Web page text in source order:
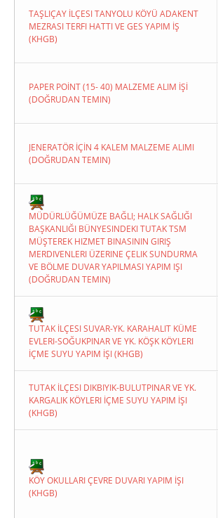
TAŞLIÇAY İLÇESI TANYOLU KÖYÜ ADAKENT
MEZRASI TERFI HATTI VE GES YAPIM İŞ
(KHGB)
PAPER POİNT (15- 40) MALZEME ALIM İŞİ
(DOĞRUDAN TEMIN)
JENERATÖR İÇİN 4 KALEM MALZEME ALIMI
(DOĞRUDAN TEMIN)
MÜDÜRLÜĞÜMÜZE BAĞLI; HALK SAĞLIĞI
BAŞKANLIĞI BÜNYESINDEKI TUTAK TSM
MÜŞTEREK HIZMET BINASININ GIRIŞ
MERDIVENLERI ÜZERINE ÇELIK SUNDURMA
VE BÖLME DUVAR YAPILMASI YAPIM IŞI
(DOĞRUDAN TEMIN)
TUTAK İLÇESI SUVAR-YK. KARAHALIT KÜME
EVLERI-SOĞUKPINAR VE YK. KÖŞK KÖYLERI
İÇME SUYU YAPIM İŞI (KHGB)
TUTAK İLÇESI DIKBIYIK-BULUTPINAR VE YK.
KARGALIK KÖYLERI İÇME SUYU YAPIM İŞI
(KHGB)
KÖY OKULLARI ÇEVRE DUVARI YAPIM İŞI
(KHGB)